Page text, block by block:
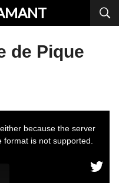
de Pique